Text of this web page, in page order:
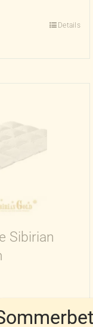
Details
Sibirian